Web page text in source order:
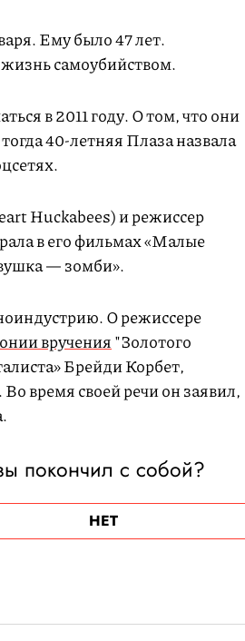
Ему было 47 лет.
самоубийством.
в 2011 году. О том, что они
40-летняя Плаза назвала
Huckabees) и режиссер
в его фильмах «Малые
— зомби».
О режиссере
вручения"Золотого
Брейди Корбет,
время своей речи он заявил,
покончил с собой?
НЕТ